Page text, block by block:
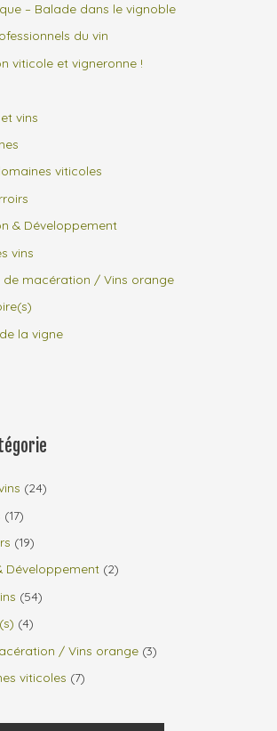
– Balade dans le vignoble
du vin
viticole et vigneronne !
vins
viticoles
& Développement
vins
de macération / Vins orange
la vigne
(24)
(17)
(19)
Développement (2)
(54)
(4)
/ Vins orange (3)
viticoles (7)